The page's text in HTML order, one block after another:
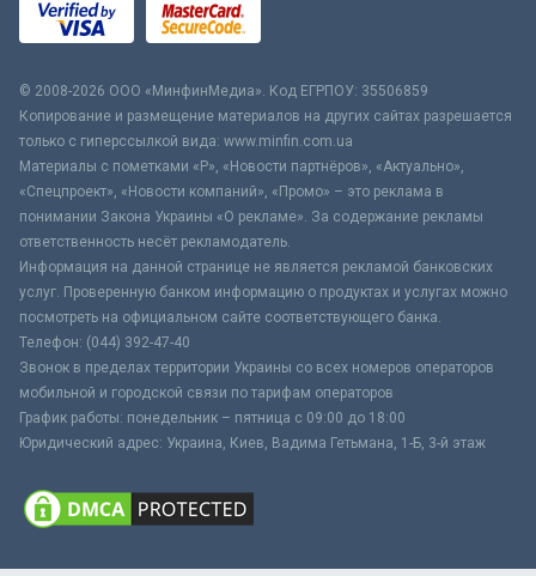
© 2008-2026 ООО «МинфинМедиа». Код ЕГРПОУ: 35506859
Копирование и размещение материалов на других сайтах разрешается
только с гиперссылкой вида: www.minfin.com.ua
Материалы с пометками «Р», «Новости партнёров», «Актуально»,
«Спецпроект», «Новости компаний», «Промо» – это реклама в
понимании Закона Украины «О рекламе». За содержание рекламы
ответственность несёт рекламодатель.
Информация на данной странице не является рекламой банковских
услуг. Проверенную банком информацию о продуктах и услугах можно
посмотреть на официальном сайте соответствующего банка.
Телефон: (044) 392-47-40
Звонок в пределах территории Украины со всех номеров операторов
мобильной и городской связи по тарифам операторов
График работы: понедельник – пятница с 09:00 до 18:00
Юридический адрес: Украина, Киев, Вадима Гетьмана, 1-Б, 3-й этаж